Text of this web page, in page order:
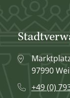
97990
+49 (0)